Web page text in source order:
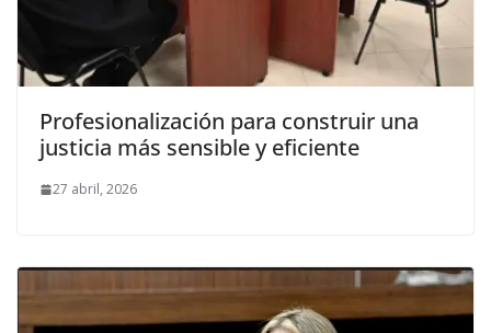
Profesionalización para construir una
justicia más sensible y eficiente
27 abril, 2026